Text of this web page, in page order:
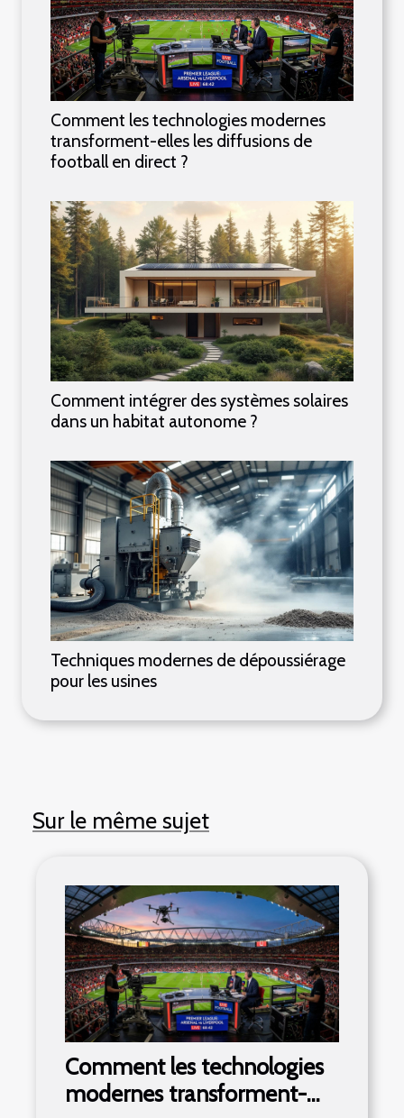
Comment les technologies modernes
transforment-elles les diffusions de
football en direct ?
Comment intégrer des systèmes solaires
dans un habitat autonome ?
Techniques modernes de dépoussiérage
pour les usines
Sur le même sujet
Comment les technologies
modernes transforment-